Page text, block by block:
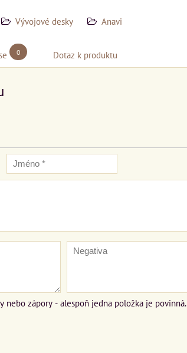
Vývojové desky Anavi
0 Dotaz k produktu
nebo zápory - alespoň jedna položka je povinná.